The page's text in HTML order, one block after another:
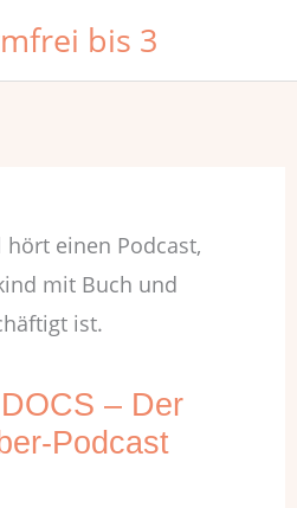
bis 3
– Der
Podcast